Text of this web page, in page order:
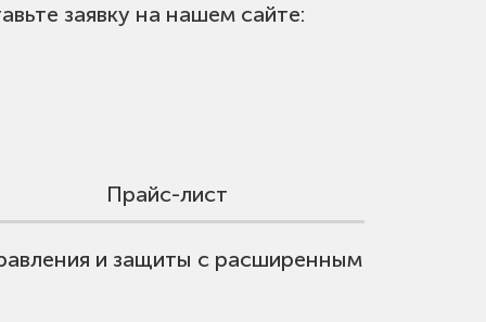
заявку на нашем сайте:
Прайс-лист
и защиты c расширенным